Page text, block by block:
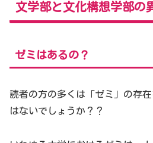
文学部と文化構想学部の
ゼミはあるの？
読者の方の多くは「ゼミ」の存
はないでしょうか？？